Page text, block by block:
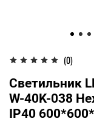
(0)
Светильник
W-40K-038
IP40